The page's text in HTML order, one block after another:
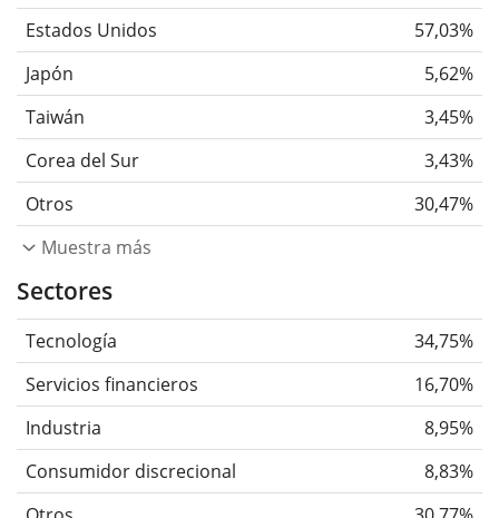
Estados Unidos
57,03%
Japón
5,62%
Taiwán
3,45%
Corea del Sur
3,43%
Otros
30,47%
Muestra más
Sectores
Tecnología
34,75%
Servicios financieros
16,70%
Industria
8,95%
Consumidor discrecional
8,83%